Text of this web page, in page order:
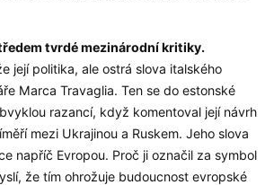
tvrdé mezinárodní kritiky.
její politika, ale ostrá slova italského
Marca Travaglia. Ten se do estonské
razancí, když komentoval její návrh
mezi Ukrajinou a Ruskem. Jeho slova
napříč Evropou. Proč ji označil za symbol
že tím ohrožuje budoucnost evropské